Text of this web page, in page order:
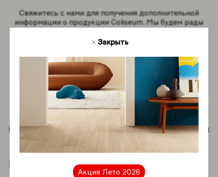
Свяжитесь с нами для получения дополнительной
информации о продукции Coliseum. Мы будем рады
Обратная связь
Закрыть
Акция Лето 2026
Наверх
Подпишитесь на новостную рассылку